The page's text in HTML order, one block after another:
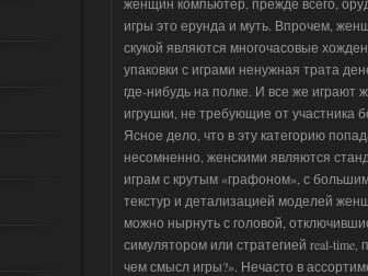
игры это ерунда и муть. Впрочем,
скукой являются многочасовые
упаковки с играми ненужная трата
где-нибудь на полке. И все же
игрушки, не требующие от участника
Ясное дело, что в эту категорию
несомненно, женскими являются
играм с крутым «графоном», с
текстур и детализацией моделей
можно нырнуть с головой,
симулятором или стратегией real-
чем смысл игры?». Нечасто в